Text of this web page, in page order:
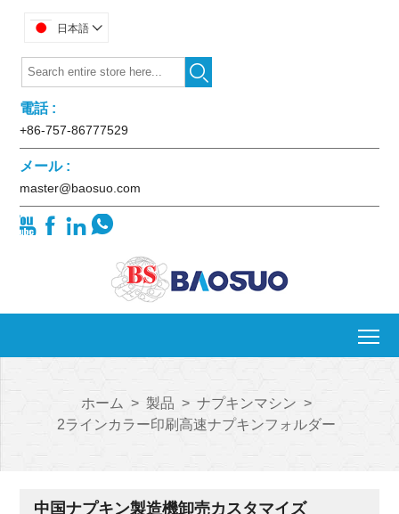
日本語 

電話 :
+86-757-86777529
メール :
master@baosuo.com
   
ホーム > 製品 > ナプキンマシン >
2ラインカラー印刷高速ナプキンフォルダー
中国ナプキン製造機卸売カスタマイズ